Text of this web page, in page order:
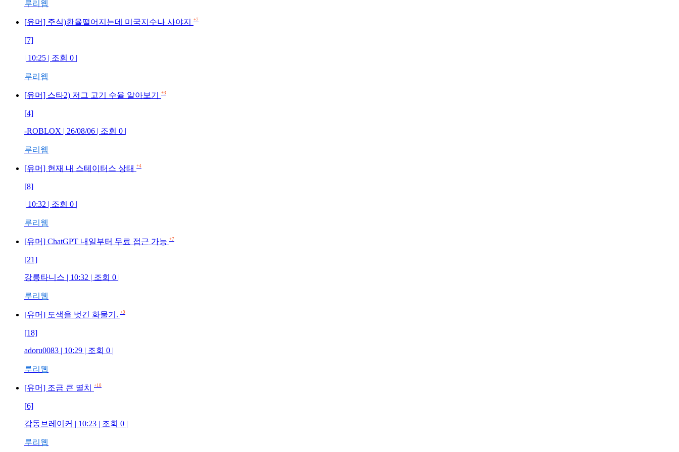
루리웹
[유머] 주식)환율떨어지는데 미국지수나 사야지 +7
[7]
| 10:25 | 조회 0 |
루리웹
[유머] 스타2) 저그 고기 수율 알아보기 +3
[4]
-ROBLOX | 26/08/06 | 조회 0 |
루리웹
[유머] 현재 내 스테이터스 상태 +4
[8]
| 10:32 | 조회 0 |
루리웹
[유머] ChatGPT 내일부터 무료 접근 가능 +7
[21]
강릉타니스 | 10:32 | 조회 0 |
루리웹
[유머] 도색을 벗긴 화물기. +9
[18]
adoru0083 | 10:29 | 조회 0 |
루리웹
[유머] 조금 큰 멸치 +10
[6]
감동브레이커 | 10:23 | 조회 0 |
루리웹